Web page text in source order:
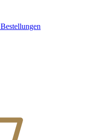
Bestellungen